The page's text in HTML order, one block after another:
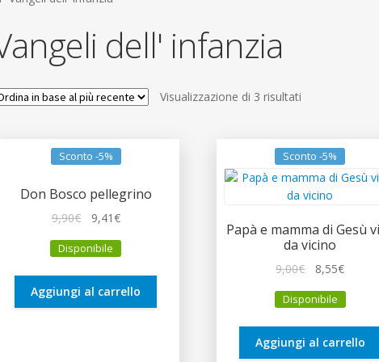
dell' infanzia
Visualizzazione di 3 risultatiOrdina
al
più
recente
Sconto -5%
Don Bosco pellegrino
9,90€
originale
9,90€.
9,41€Il
attuale
9,41€.
Disponibile
Aggiungi al carrello
Sconto -5%
Papà e mamma di Gesù
da vicino
9,00€
originale
9,00€.
8,55€Il
attuale
8,55€.
Disponibile
Aggiungi al carrello